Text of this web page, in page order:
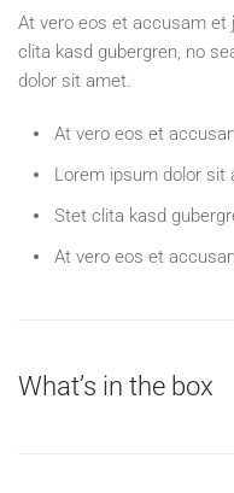
At vero eos et accusam et
clita kasd gubergren, no
dolor sit amet.
At vero eos et
Lorem ipsum dolor
Stet clita kasd
At vero eos et
What’s in the box